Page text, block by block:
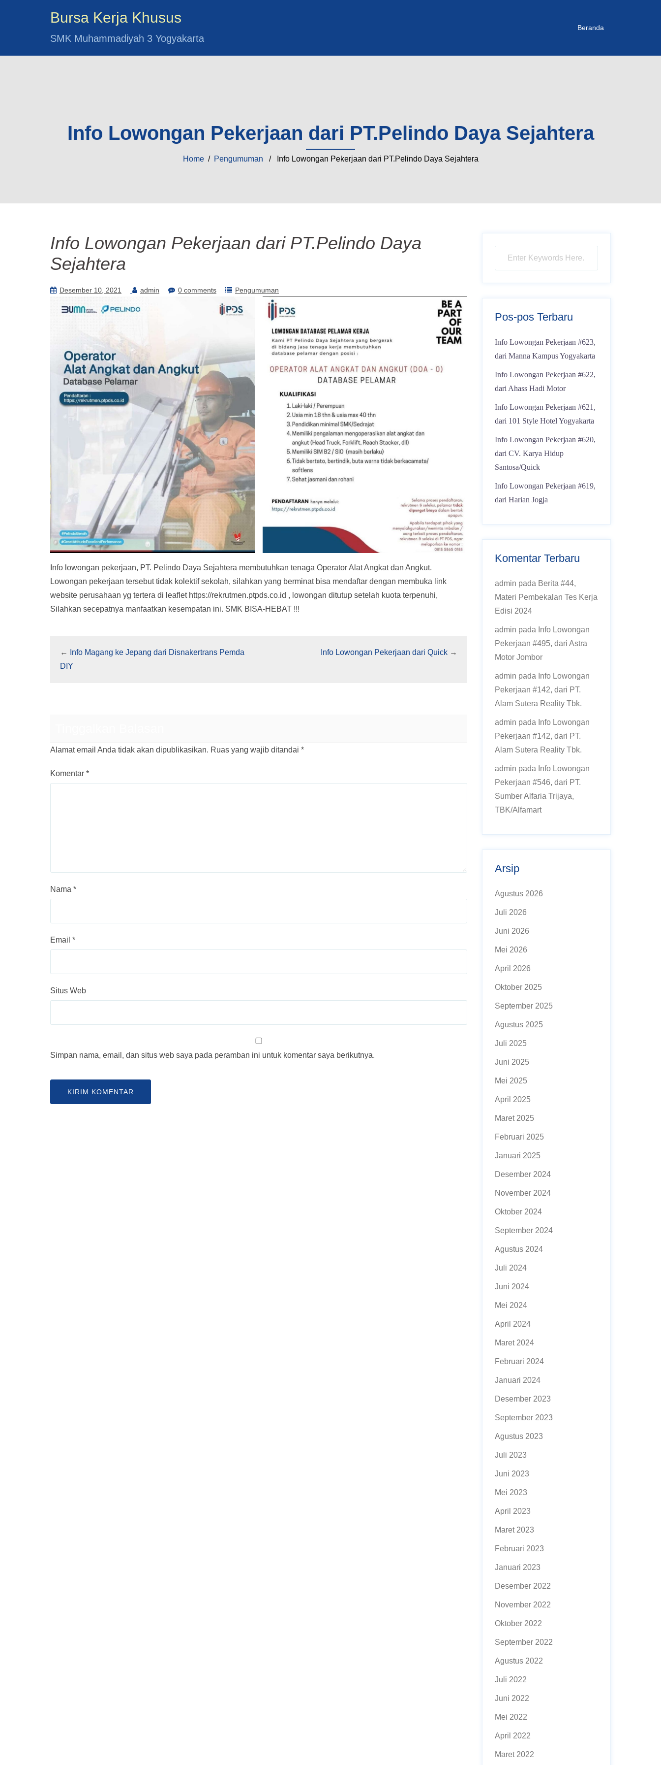
Bursa Kerja Khusus
SMK Muhammadiyah 3 Yogyakarta
Beranda
Info Lowongan Pekerjaan dari PT.Pelindo Daya Sejahtera
Home/ Pengumuman / Info Lowongan Pekerjaan dari PT.Pelindo Daya Sejahtera
Info Lowongan Pekerjaan dari PT.Pelindo Daya
Sejahtera
Desember 10, 2021 admin 0 comments Pengumuman
Info lowongan pekerjaan, PT. Pelindo Daya Sejahtera membutuhkan tenaga Operator Alat Angkat dan Angkut.
Lowongan pekerjaan tersebut tidak kolektif sekolah, silahkan yang berminat bisa mendaftar dengan membuka link
website perusahaan yg tertera di leaflet https://rekrutmen.ptpds.co.id , lowongan ditutup setelah kuota terpenuhi,
Silahkan secepatnya manfaatkan kesempatan ini. SMK BISA-HEBAT !!!
←
Info Magang ke Jepang dari Disnakertrans Pemda
DIY
Info Lowongan Pekerjaan dari Quick→
Alamat email Anda tidak akan dipublikasikan. Ruas yang wajib ditandai *
Komentar *
Nama *
Email *
Situs Web
Simpan nama, email, dan situs web saya pada peramban ini untuk komentar saya berikutnya.
Pos-pos Terbaru
Info Lowongan Pekerjaan #623,
dari Manna Kampus Yogyakarta
Info Lowongan Pekerjaan #622,
dari Ahass Hadi Motor
Info Lowongan Pekerjaan #621,
dari 101 Style Hotel Yogyakarta
Info Lowongan Pekerjaan #620,
dari CV. Karya Hidup
Santosa/Quick
Info Lowongan Pekerjaan #619,
dari Harian Jogja
Komentar Terbaru
admin pada Berita #44,
Materi Pembekalan Tes Kerja
Edisi 2024
admin pada Info Lowongan
Pekerjaan #495, dari Astra
Motor Jombor
admin pada Info Lowongan
Pekerjaan #142, dari PT.
Alam Sutera Reality Tbk.
admin pada Info Lowongan
Pekerjaan #142, dari PT.
Alam Sutera Reality Tbk.
admin pada Info Lowongan
Pekerjaan #546, dari PT.
Sumber Alfaria Trijaya,
TBK/Alfamart
Arsip
Agustus 2026
Juli 2026
Juni 2026
Mei 2026
April 2026
Oktober 2025
September 2025
Agustus 2025
Juli 2025
Juni 2025
Mei 2025
April 2025
Maret 2025
Februari 2025
Januari 2025
Desember 2024
November 2024
Oktober 2024
September 2024
Agustus 2024
Juli 2024
Juni 2024
Mei 2024
April 2024
Maret 2024
Februari 2024
Januari 2024
Desember 2023
September 2023
Agustus 2023
Juli 2023
Juni 2023
Mei 2023
April 2023
Maret 2023
Februari 2023
Januari 2023
Desember 2022
November 2022
Oktober 2022
September 2022
Agustus 2022
Juli 2022
Juni 2022
Mei 2022
April 2022
Maret 2022